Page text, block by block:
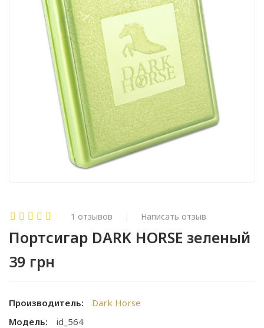
1 отзывов Написать отзыв
Портсигар DARK HORSE зеленый
39 грн
Производитель:
Dark Horse
Модель:
id_564